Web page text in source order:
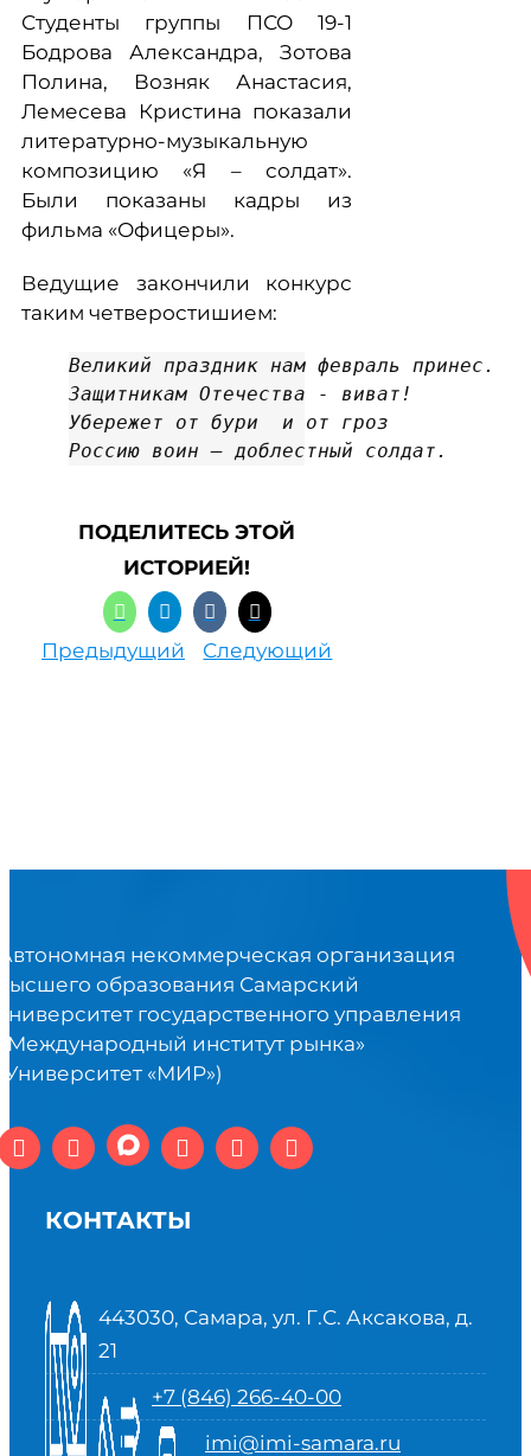
Студенты группы ПСО 19-1
Бодрова Александра, Зотова
Полина, Возняк Анастасия,
Лемесева Кристина показали
литературно-музыкальную
композицию «Я – солдат».
Были показаны кадры из
фильма «Офицеры».
Ведущие закончили конкурс
таким четверостишием:
Великий праздник нам февраль принес.
Защитникам Отечества - виват!
Убережет от бури  и от гроз
Россию воин – доблестный солдат.
ПОДЕЛИТЕСЬ ЭТОЙ
ИСТОРИЕЙ!
Предыдущий Следующий
некоммерческая организация
образования Самарский
государственного управления
институт рынка»
«МИР»)
КОНТАКТЫ
443030, Самара, ул. Г.С. Аксакова, д.
21
+7 (846) 266-40-00
imi@imi-samara.ru